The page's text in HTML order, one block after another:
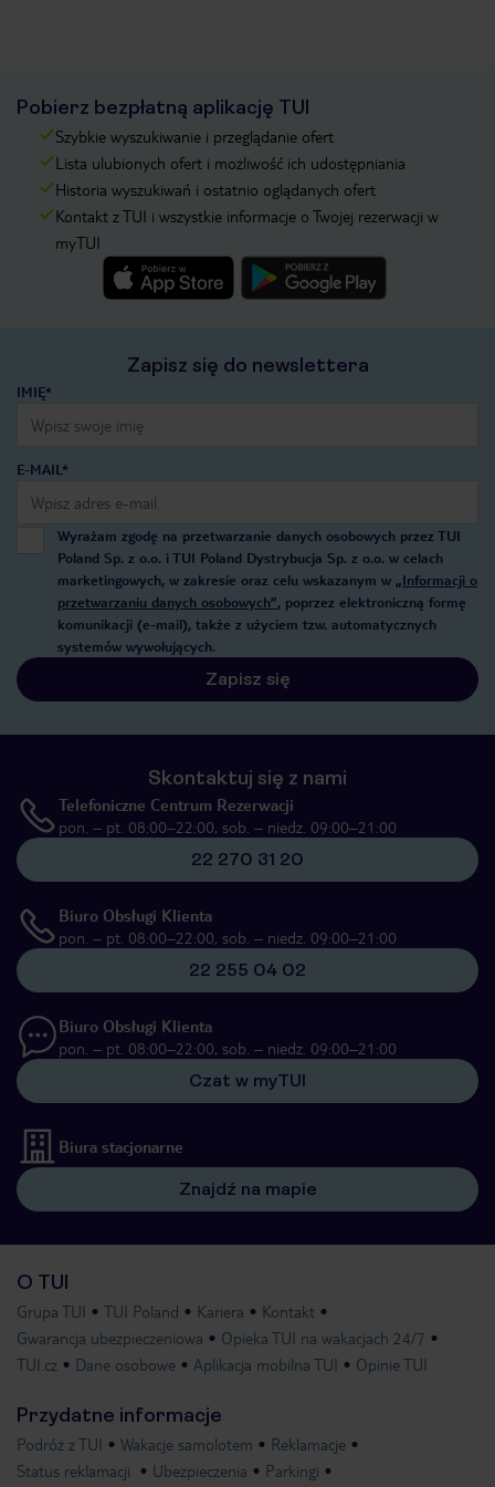
Pobierz bezpłatną aplikację TUI
Szybkie wyszukiwanie i przeglądanie ofert
Lista ulubionych ofert i możliwość ich udostępniania
Historia wyszukiwań i ostatnio oglądanych ofert
Kontakt z TUI i wszystkie informacje o Twojej rezerwacji w
myTUI
Zapisz się do newslettera
IMIĘ*
E-MAIL*
Wyrażam zgodę na przetwarzanie danych osobowych przez TUI
Poland Sp. z o.o. i TUI Poland Dystrybucja Sp. z o.o. w celach
marketingowych, w zakresie oraz celu wskazanym w „Informacji o
przetwarzaniu danych osobowych”, poprzez elektroniczną formę
komunikacji (e-mail), także z użyciem tzw. automatycznych
systemów wywołujących.
Zapisz się
Skontaktuj się z nami
Telefoniczne Centrum Rezerwacji
pon. – pt. 08:00–22:00, sob. – niedz. 09:00–21:00
22 270 31 20
Biuro Obsługi Klienta
pon. – pt. 08:00–22:00, sob. – niedz. 09:00–21:00
22 255 04 02
Biuro Obsługi Klienta
pon. – pt. 08:00–22:00, sob. – niedz. 09:00–21:00
Czat w myTUI
Biura stacjonarne
Znajdź na mapie
O TUI
Grupa TUI TUI Poland Kariera
Kontakt
Gwarancja ubezpieczeniowa
Opieka TUI na wakacjach 24/7
TUI.cz
Dane osobowe Aplikacja mobilna TUI Opinie TUI
Przydatne informacje
Podróż z TUI Wakacje samolotem
Reklamacje
Status reklamacji
Ubezpieczenia Parkingi